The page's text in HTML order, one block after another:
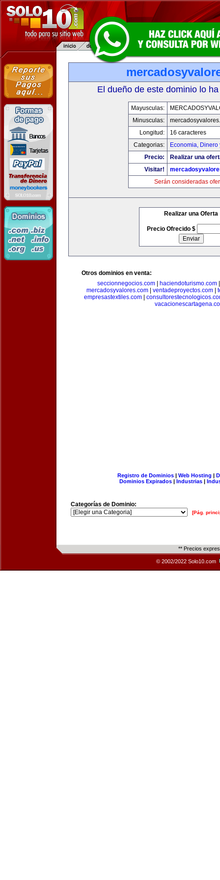
El dueño de este dominio lo
Mayusculas:
Minusculas:
Longitud:
16 caracteres
Categorias:
Economia, Dinero
Precio:
Realizar una
Visitar!
Serán consideradas
Realizar una Oferta
Precio Ofrecido $
Otros dominios en venta:
seccionnegocios.com
haciendoturismo.com
mercadosyvalores.com| ventadeproyectos.com|
empresastextiles.com|
Registro de Dominios| Web Hosting |
Dominios Expirados | Industrias |
Categorías de Dominio:
[Pág.
** Precios
© 2002/2022 Solo10.com